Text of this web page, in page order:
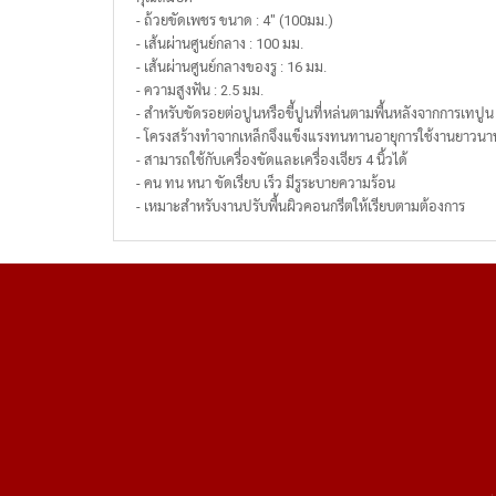
- ถ้วยขัดเพชร ขนาด : 4" (100มม.)
- เส้นผ่านศูนย์กลาง : 100 มม.
- เส้นผ่านศูนย์กลางของรู : 16 มม.
- ความสูงฟัน : 2.5 มม.
- สำหรับขัดรอยต่อปูนหรือขี้ปูนที่หล่นตามพื้นหลังจากการเทปูน
- โครงสร้างทำจากเหล็กจึงแข็งแรงทนทานอายุการใช้งานยาวน
- สามารถใช้กับเครื่องขัดและเครื่องเจียร 4 นิ้วได้
- คน ทน หนา ขัดเรียบ เร็ว มีรูระบายความร้อน
- เหมาะสำหรับงานปรับพื้นผิวคอนกรีตให้เรียบตามต้องการ